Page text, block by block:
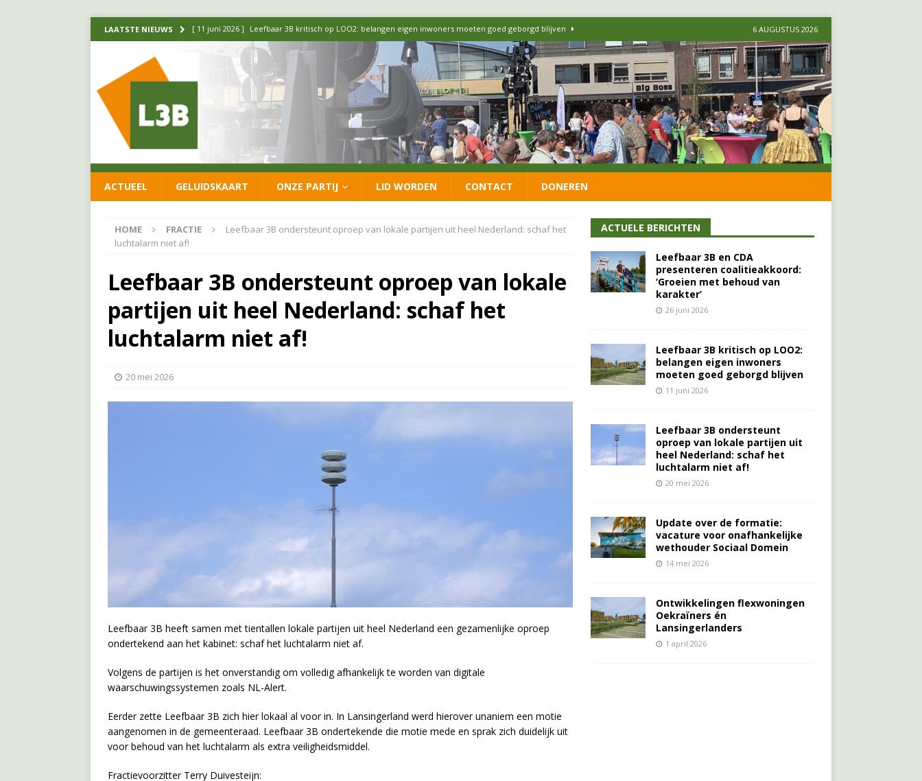
LAATSTE NIEUWS [ 11 juni 2026 ] Leefbaar 3B kritisch op LOO2: belangen eigen inwoners moeten goed geborgd blijven
[ 20 mei 2026 ] Leefbaar 3B ondersteunt oproep van lokale partijen uit heel Nederland: schaf het
luchtalarm niet af! FRACTIE
[ 14 mei 2026 ] Update over de formatie: vacature voor onafhankelijke wethouder Sociaal Domein
[ 26 juni 2026 ] Leefbaar 3B en CDA presenteren coalitieakkoord: ‘Groeien met behoud van karakter’
6 AUGUSTUS 2026
ACTUEEL GELUIDSKAART ONZE PARTIJ LID WORDEN CONTACT DONEREN
HOME FRACTIE
Leefbaar 3B ondersteunt oproep van lokale partijen uit heel Nederland: schaf het
luchtalarm niet af!
Leefbaar 3B ondersteunt oproep van lokale
partijen uit heel Nederland: schaf het
luchtalarm niet af!
20 mei 2026
Leefbaar 3B heeft samen met tientallen lokale partijen uit heel Nederland een gezamenlijke oproep
ondertekend aan het kabinet: schaf het luchtalarm niet af.
Volgens de partijen is het onverstandig om volledig afhankelijk te worden van digitale
waarschuwingssystemen zoals NL-Alert.
Eerder zette Leefbaar 3B zich hier lokaal al voor in. In Lansingerland werd hierover unaniem een motie
aangenomen in de gemeenteraad. Leefbaar 3B ondertekende die motie mede en sprak zich duidelijk uit
voor behoud van het luchtalarm als extra veiligheidsmiddel.
Fractievoorzitter Terry Duivesteijn:
ACTUELE BERICHTEN
Leefbaar 3B en CDA
presenteren coalitieakkoord:
‘Groeien met behoud van
karakter’
26 juni 2026
Leefbaar 3B kritisch op LOO2:
belangen eigen inwoners
moeten goed geborgd blijven
11 juni 2026
Leefbaar 3B ondersteunt
oproep van lokale partijen uit
heel Nederland: schaf het
luchtalarm niet af!
20 mei 2026
Update over de formatie:
vacature voor onafhankelijke
wethouder Sociaal Domein
14 mei 2026
Ontwikkelingen flexwoningen
Oekraïners én
Lansingerlanders
1 april 2026